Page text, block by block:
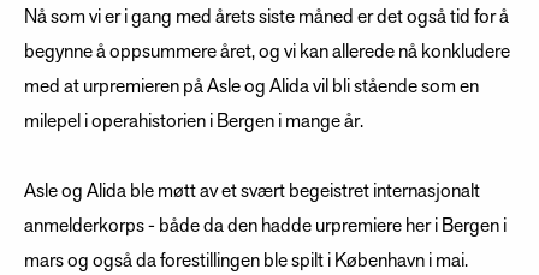
Nå som vi er i gang med årets siste måned er det også tid for å
begynne å oppsummere året, og vi kan allerede nå konkludere
med at urpremieren på Asle og Alida vil bli stående som en
milepel i operahistorien i Bergen i mange år.
Asle og Alida ble møtt av et svært begeistret internasjonalt
anmelderkorps - både da den hadde urpremiere her i Bergen i
mars og også da forestillingen ble spilt i København i mai.